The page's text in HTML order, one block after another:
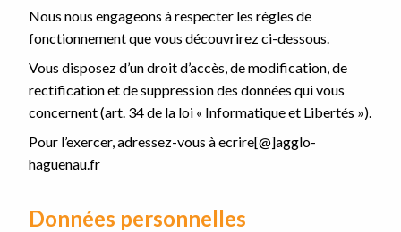
Nous nous engageons à respecter les règles de
fonctionnement que vous découvrirez ci-dessous.
Vous disposez d’un droit d’accès, de modification, de
rectification et de suppression des données qui vous
concernent (art. 34 de la loi « Informatique et Libertés »).
Pour l’exercer, adressez-vous à ecrire[@]agglo-
haguenau.fr
Données personnelles